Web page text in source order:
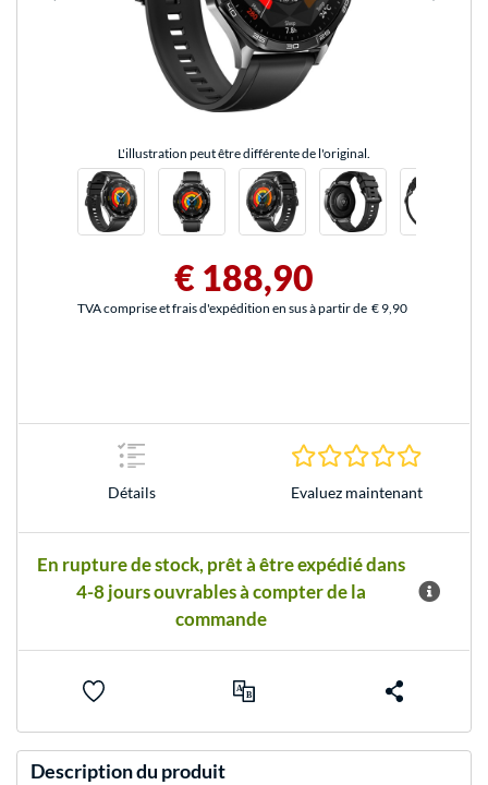
L'illustration peut être différente de l'original.
€ 188,90
TVA comprise et frais d'expédition en sus à partir de € 9,90
Détails Evaluez maintenant
En rupture de stock, prêt à être expédié dans
4-8 jours ouvrables à compter de la
commande
Description du produit